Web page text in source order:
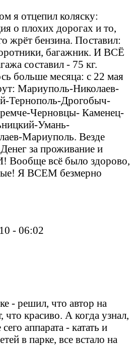
я отцепил коляску:
о плохих дорогах и то,
жрёт бензина. Поставил:
багажник. И ВСЁ
составил - 75 кг.
больше месяца: с 22 мая
Мариуполь-Николаев-
Тернополь-Дрогобыч-
Черновцы- Каменец-
Умань-
Мариуполь. Везде
за проживание и
Вообще всё было здорово,
Я ВСЕМ безмерно
- 06:02
- решил, что автор на
что красиво. А когда узнал,
аппарата - катать и
в парке, все встало на